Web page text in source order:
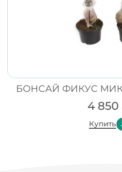
БОНСАЙ ФИКУС
4 850
Купить